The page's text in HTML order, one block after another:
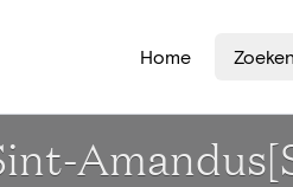
Home Zoeken